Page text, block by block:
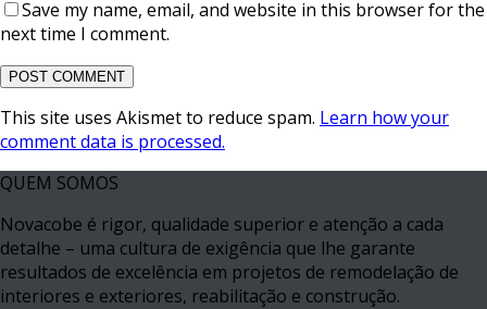
Save my name, email, and website in this browser for the
next time I comment.
This site uses Akismet to reduce spam. Learn how your
comment data is processed.
QUEM SOMOS
Novacobe é rigor, qualidade superior e atenção a cada
detalhe – uma cultura de exigência que lhe garante
resultados de excelência em projetos de remodelação de
interiores e exteriores, reabilitação e construção.